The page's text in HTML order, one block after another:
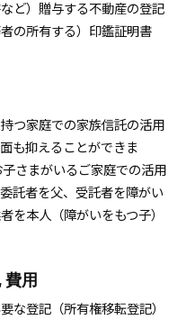
ど）贈与する不動産の登記
の所有する）印鑑証明書
つ家庭での家族信託の活用
も抑えることができま
さまがいるご家庭での活用
託者を父、受託者を障がい
を本人（障がいをもつ子）
用
な登記（所有権移転登記）